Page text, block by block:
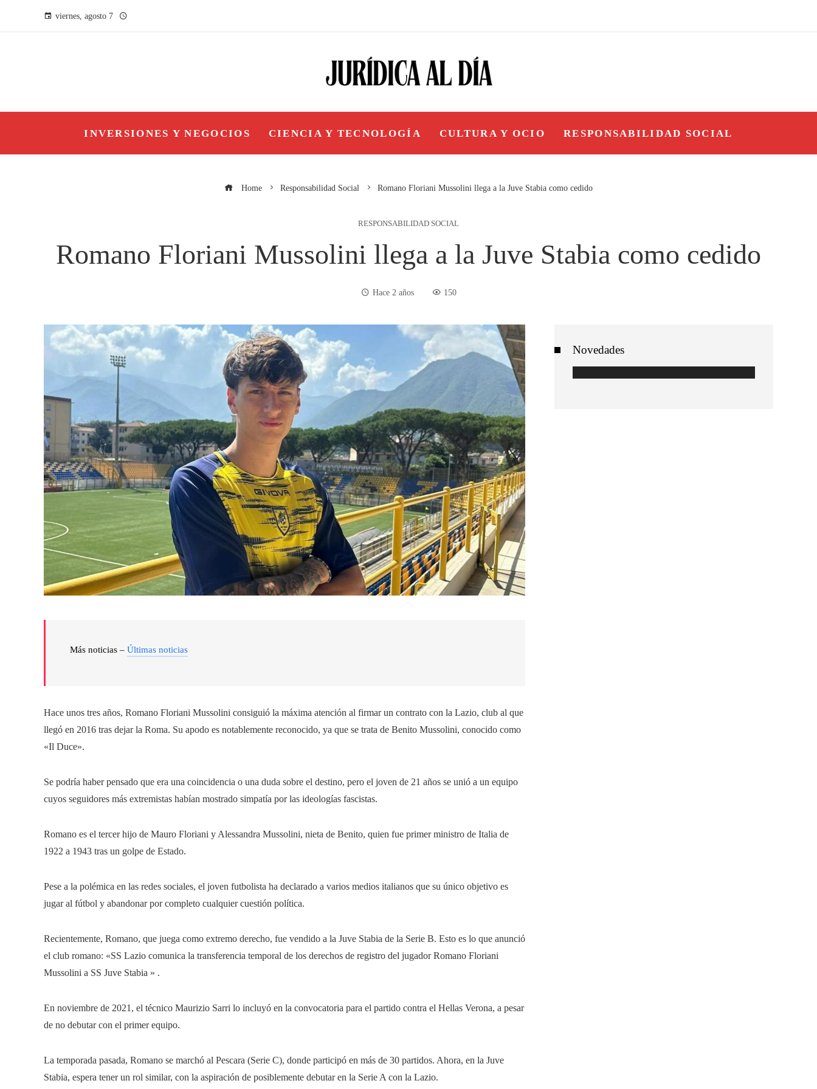
viernes, agosto 7
INVERSIONES Y NEGOCIOS CIENCIA Y TECNOLOGÍA CULTURA Y OCIO RESPONSABILIDAD SOCIAL
Home Responsabilidad Social Romano Floriani Mussolini llega a la Juve Stabia como cedido
RESPONSABILIDAD SOCIAL
Romano Floriani Mussolini llega a la Juve Stabia como cedido
Hace 2 años 150
Más noticias – Últimas noticias
Hace unos tres años, Romano Floriani Mussolini consiguió la máxima atención al firmar un contrato con la Lazio, club al que
llegó en 2016 tras dejar la Roma. Su apodo es notablemente reconocido, ya que se trata de Benito Mussolini, conocido como
«Il Duce».
Se podría haber pensado que era una coincidencia o una duda sobre el destino, pero el joven de 21 años se unió a un equipo
cuyos seguidores más extremistas habían mostrado simpatía por las ideologías fascistas.
Romano es el tercer hijo de Mauro Floriani y Alessandra Mussolini, nieta de Benito, quien fue primer ministro de Italia de
1922 a 1943 tras un golpe de Estado.
Pese a la polémica en las redes sociales, el joven futbolista ha declarado a varios medios italianos que su único objetivo es
jugar al fútbol y abandonar por completo cualquier cuestión política.
Recientemente, Romano, que juega como extremo derecho, fue vendido a la Juve Stabia de la Serie B. Esto es lo que anunció
el club romano: «SS Lazio comunica la transferencia temporal de los derechos de registro del jugador Romano Floriani
Mussolini a SS Juve Stabia » .
En noviembre de 2021, el técnico Maurizio Sarri lo incluyó en la convocatoria para el partido contra el Hellas Verona, a pesar
de no debutar con el primer equipo.
La temporada pasada, Romano se marchó al Pescara (Serie C), donde participó en más de 30 partidos. Ahora, en la Juve
Stabia, espera tener un rol similar, con la aspiración de posiblemente debutar en la Serie A con la Lazio.
Novedades